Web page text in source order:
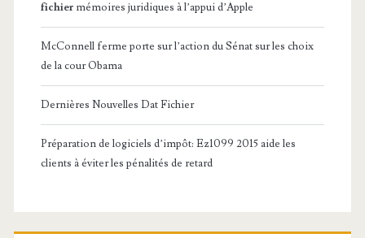
fichier mémoires juridiques à l’appui d’Apple
McConnell ferme porte sur l’action du Sénat sur les choix
de la cour Obama
Dernières Nouvelles Dat Fichier
Préparation de logiciels d’impôt: Ez1099 2015 aide les
clients à éviter les pénalités de retard